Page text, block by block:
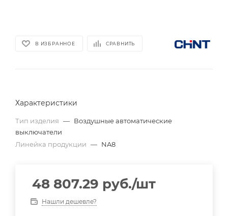
В ИЗБРАННОЕ СРАВНИТЬ
Характеристики
Тип изделия — Воздушные автоматические
выключатели
Линейка продукции — NA8
48 807.29 руб./шт
Нашли дешевле?